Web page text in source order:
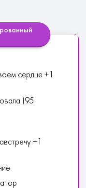
сердце +1
(95
+1